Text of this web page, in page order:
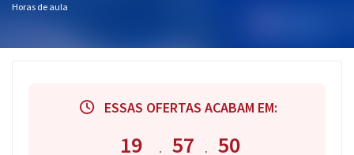
Horas de aula
ESSAS OFERTAS ACABAM EM:
19 57 49